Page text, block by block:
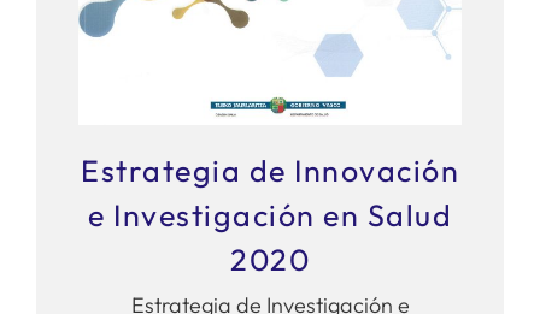
Estrategia de Innovación
e Investigación en Salud
2020
Estrategia de Investigación e